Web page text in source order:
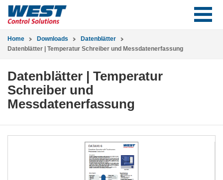
Home Downloads
Datenblätter
Datenblätter | Temperatur Schreiber und Messdatenerfassung
Datenblätter | Temperatur
Schreiber und
Messdatenerfassung